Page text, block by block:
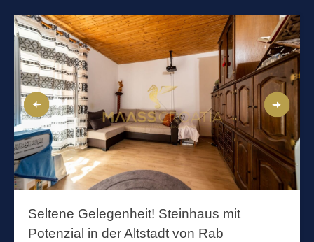
Seltene Gelegenheit! Steinhaus mit
Potenzial in der Altstadt von Rab